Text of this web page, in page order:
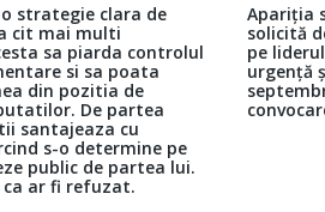
strategie clara de
cit mai multi
sa piarda controlul
si sa poata
din pozitia de
De partea
santajeaza cu
s-o determine pe
public de partea lui.
ca ar fi refuzat.
Apariția
solicită
pe
urgență